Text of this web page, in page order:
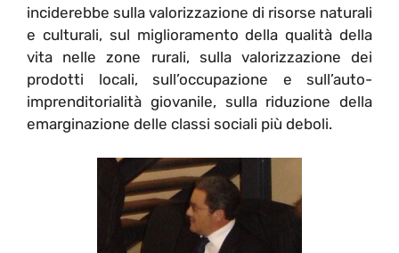
inciderebbe sulla valorizzazione di risorse naturali
e culturali, sul miglioramento della qualità della
vita nelle zone rurali, sulla valorizzazione dei
prodotti locali, sull’occupazione e sull’auto-
imprenditorialità giovanile, sulla riduzione della
emarginazione delle classi sociali più deboli.